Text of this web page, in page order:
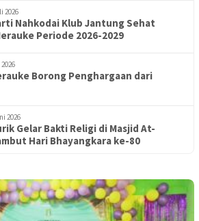
2026
Nahkodai Klub Jantung Sehat
Periode 2026-2029
Borong Penghargaan dari
2026
Gelar Bakti Religi di Masjid At-
Hari Bhayangkara ke-80